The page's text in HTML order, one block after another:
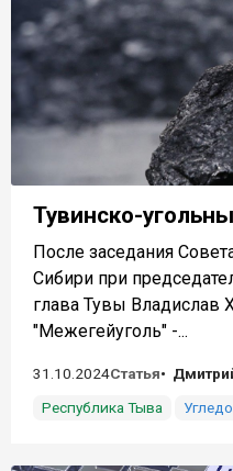
Тувинско-
После заседания
Сибири при
глава Тувы Владислав
"Межегейуголь" -...
31.10.2024Статья
Республика Тыва